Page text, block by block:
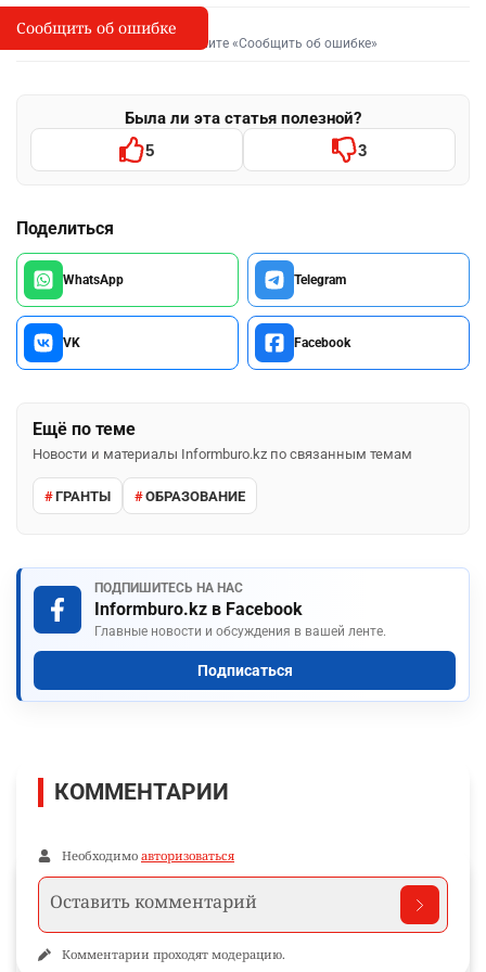
I
Сообщить об опечатке
Выделите фрагмент и нажмите «Сообщить об ошибке»
Была ли эта статья полезной?
5 3
Поделиться
WhatsApp Telegram
VK Facebook
Ещё по теме
Новости и материалы Informburo.kz по связанным темам
ГРАНТЫ ОБРАЗОВАНИЕ
ПОДПИШИТЕСЬ НА НАС
Informburo.kz в Facebook
Главные новости и обсуждения в вашей ленте.
Подписаться
Сообщить об ошибке
КОММЕНТАРИИ
Необходимо авторизоваться
Комментарии проходят модерацию.